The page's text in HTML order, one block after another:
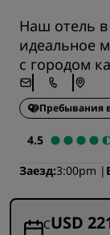
Наш отель
идеальное
с городом
Пребывания
4.5
Заезд 3:00pm
СUSD